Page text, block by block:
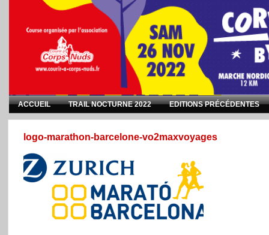
ACCUEIL TRAIL NOCTURNE 2022 EDITIONS PRÉCÉDENTES
logo-marathon-barcelone-vo2maxvoyages